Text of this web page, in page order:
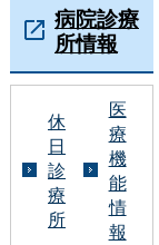
病院診療
所情報
休
日
診
療
所
医
療
機
能
情
報